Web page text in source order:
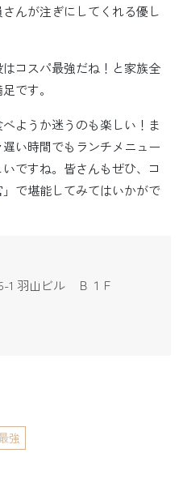
んが注ぎにしてくれる優し
コスパ最強だね！と家族全
です。
ようか迷うのも楽しい！ま
い時間でもランチメニュー
ですね。皆さんもぜひ、コ
で堪能してみてはいかがで
1 羽山ビル Ｂ１Ｆ
強